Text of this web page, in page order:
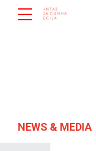
NEWS & MEDIA